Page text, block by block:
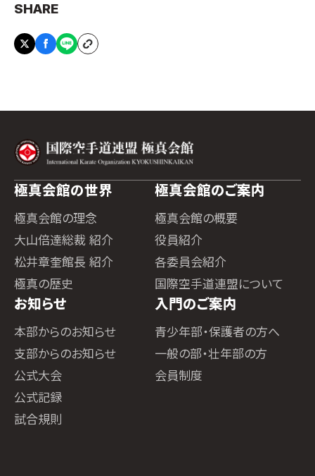
SHARE
極真会館の世界
極真会館の理念
大山倍達総裁 紹介
松井章奎館長 紹介
極真の歴史
極真会館のご案内
極真会館の概要
役員紹介
各委員会紹介
国際空手道連盟について
お知らせ
本部からのお知らせ
支部からのお知らせ
公式大会
公式記録
試合規則
入門のご案内
青少年部・保護者の方へ
一般の部・壮年部の方
会員制度